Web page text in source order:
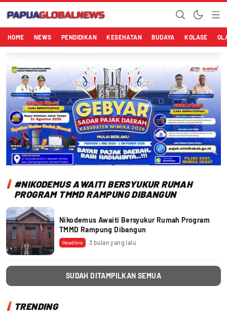
Papuaglobalnews.com
Menulis Fakta dengan Hati Bening
HOME NEWS PENDIDIKAN KESEHATAN BUDAYA KOLASE
#NIKODEMUS AWAITI BERSYUKUR RUMAH
PROGRAM TMMD RAMPUNG DIBANGUN
Nikodemus Awaiti Bersyukur Rumah Program
TMMD Rampung Dibangun
Headline 3 bulan yang lalu
SUDAH DITAMPILKAN SEMUA
TRENDING